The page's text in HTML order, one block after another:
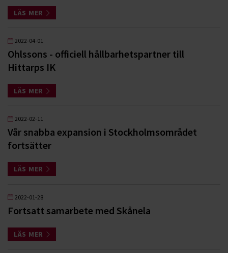
LÄS MER
2022-04-01
Ohlssons - officiell hållbarhetspartner till
Hittarps IK
LÄS MER
2022-02-11
Vår snabba expansion i Stockholmsområdet
fortsätter
LÄS MER
2022-01-28
Fortsatt samarbete med Skånela
LÄS MER